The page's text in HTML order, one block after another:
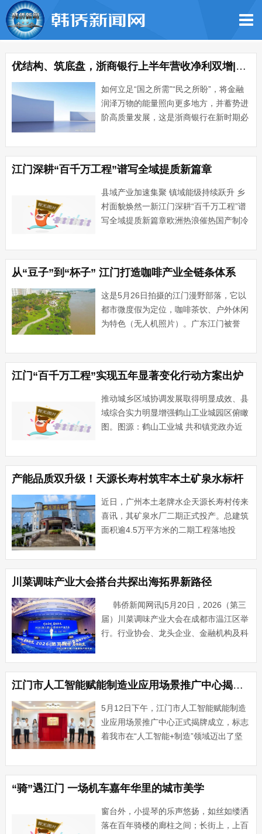
优结构、筑底盘，浙商银行上半年营收净利双增|行业观察
如何立足“国之所需”“民之所盼”，将金融
润泽万物的能量照向更多地方，并蓄势进
阶高质量发展，这是浙商银行在新时期必
过去数十载，是中国实体经济与金融机构
同频共生，亦是中国金融业谋变求新、探
路高质量发展的几十年···...
江门深耕“百千万工程”谱写全域提质新篇章
县域产业加速集聚 镇域能级持续跃升 乡
村面貌焕然一新江门深耕“百千万工程”谱
写全域提质新篇章欧洲热浪催热国产制冷
欧洲8.8亿元，同比增长15.4%；国产摩
托车品牌“张雪机车”在世界超级摩托车锦
标赛中的亮眼···...
从“豆子”到“杯子” 江门打造咖啡产业全链条体系
这是5月26日拍摄的江门漫野部落，它以
都市微度假为定位，咖啡茶饮、户外休闲
为特色（无人机照片）。广东江门被誉
盛产咖啡豆的土地上，构建起一个年产值
超30亿元的“咖啡王国”，“无中生
有”地“长”出了一条从生···...
江门“百千万工程”实现五年显著变化行动方案出炉
推动城乡区域协调发展取得明显成效、县
域综合实力明显增强鹤山工业城园区俯瞰
图。图源：鹤山工业城 共和镇党政办近
程”指挥部印发《江门市全面推进“百县千
镇万村高质量发展工程”实现五年显著变
化行动方案》（以下简称···...
产能品质双升级！天源长寿村筑牢本土矿泉水标杆
近日，广州本土老牌水企天源长寿村传来
喜讯，其矿泉水厂二期正式投产。总建筑
面积逾4.5万平方米的二期工程落地投
实现产能与生产实力的跨越式升级，依托
严苛国标生产体系、得天独厚的优质水
源，持续为市场输出高品质天···...
川菜调味产业大会搭台共探出海拓界新路径
韩侨新闻网讯|5月20日，2026（第三
届）川菜调味产业大会在成都市温江区举
行。行业协会、龙头企业、金融机构及科
共探川调产业群发展、出海拓界新路径，
共绘温江绿色食···...
江门市人工智能赋能制造业应用场景推广中心揭牌成立
5月12日下午，江门市人工智能赋能制造
业应用场景推广中心正式揭牌成立，标志
着我市在“人工智能+制造”领域迈出了坚
省分公司总经理周立松出席揭牌仪式。近
年来，江门落实网络强国、数字中国战略
部署要求，持续加大人···...
“骑”遇江门 一场机车嘉年华里的城市美学
窗台外，小提琴的乐声悠扬，如丝如缕洒
落在百年骑楼的廊柱之间；长街上，上百